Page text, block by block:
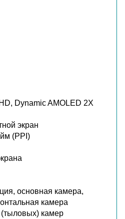
Dynamic AMOLED 2X
экран
(PPI)
основная камера,
камера
(тыловых) камер